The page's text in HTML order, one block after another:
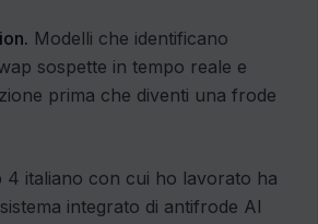
Modelli che identificano
sospette in tempo reale e
prima che diventi una frode
4 italiano con cui ho lavorato ha
integrato di antifrode AI